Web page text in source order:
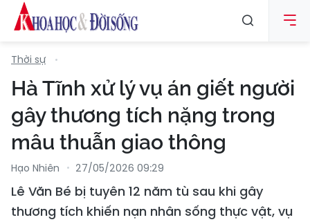
Thời sự
Hà Tĩnh xử lý vụ án giết người
gây thương tích nặng trong
mâu thuẫn giao thông
Hạo Nhiên 27/05/2026 09:29
Lê Văn Bé bị tuyên 12 năm tù sau khi gây
thương tích khiến nạn nhân sống thực vật, vụ